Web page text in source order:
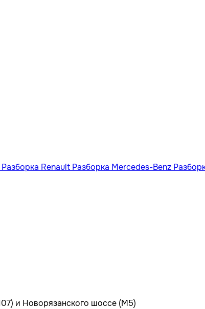
Разборка Renault Разборка Mercedes-Benz
и Новорязанского шоссе (М5)